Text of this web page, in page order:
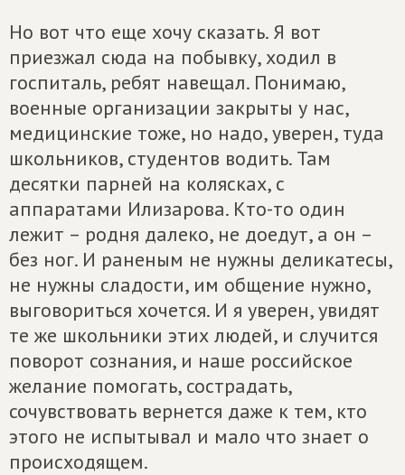
Но вот что еще хочу сказать. Я вот
приезжал сюда на побывку, ходил в
госпиталь, ребят навещал. Понимаю,
военные организации закрыты у нас,
медицинские тоже, но надо, уверен, туда
школьников, студентов водить. Там
десятки парней на колясках, с
аппаратами Илизарова. Кто-то один
лежит – родня далеко, не доедут, а он –
без ног. И раненым не нужны деликатесы,
не нужны сладости, им общение нужно,
выговориться хочется. И я уверен, увидят
те же школьники этих людей, и случится
поворот сознания, и наше российское
желание помогать, сострадать,
сочувствовать вернется даже к тем, кто
этого не испытывал и мало что знает о
происходящем.